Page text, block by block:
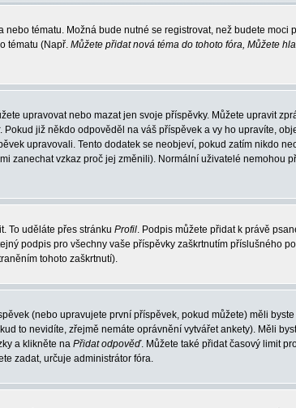
tématu. Možná bude nutné se registrovat, než budete moci
tématu (Např. Můžete přidat nová téma do tohoto fóra, Můžete
upravovat nebo mazat jen svoje příspěvky. Můžete upravit
. Pokud již někdo odpověděl na váš příspěvek a vy ho upravíte,
upravovali. Tento dodatek se neobjeví, pokud zatím nikdo
zanechat vzkaz proč jej změnili). Normální uživatelé nemohou
To uděláte přes stránku Profil. Podpis můžete přidat k právě
podpis pro všechny vaše příspěvky zaškrtnutím příslušného
tohoto zaškrtnutí).
(nebo upravujete první příspěvek, pokud můžete) měli
to nevidíte, zřejmě nemáte oprávnění vytvářet ankety). Měli
a klikněte na Přidat odpověď. Můžete také přidat časový limit
zadat, určuje administrátor fóra.